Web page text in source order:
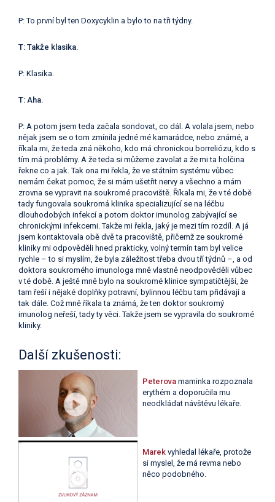
P: To první byl ten Doxycyklin a bylo to na tři týdny.
T: Takže klasika.
P: Klasika.
T: Aha.
P: A potom jsem teda začala sondovat, co dál. A volala jsem, nebo
nějak jsem se o tom zmínila jedné mé kamarádce, nebo známé, a
říkala mi, že teda zná někoho, kdo má chronickou borreliózu, kdo s
tím má problémy. A že teda si můžeme zavolat a že mi ta holčina
řekne co a jak. Tak ona mi řekla, že ve státním systému vůbec
nemám čekat pomoc, že si mám ušetřit nervy a všechno a mám
zrovna se vypravit na soukromé pracoviště. Říkala mi, že v té době
tady fungovala soukromá klinika specializující se na léčbu
dlouhodobých infekcí a potom doktor imunolog zabývající se
chronickými infekcemi. Takže mi řekla, jaký je mezi tím rozdíl. A já
jsem kontaktovala obě dvě ta pracoviště, přičemž ze soukromé
kliniky mi odpověděli hned prakticky, volný termín tam byl velice
rychle – to si myslím, že byla záležitost třeba dvou tří týdnů –, a od
doktora soukromého imunologa mně vlastně neodpověděli vůbec
v té době. A ještě mně bylo na soukromé klinice sympatičtější, že
tam řeší i nějaké doplňky potravní, bylinnou léčbu tam přidávají a
tak dále. Což mně říkala ta známá, že ten doktor soukromý
imunolog neřeší, tady ty věci. Takže jsem se vypravila do soukromé
kliniky.
Další zkušenosti:
Peterova maminka rozpoznala
erythém a doporučila mu
neodkládat návštěvu lékaře.
Marek vyhledal lékaře, protože
si myslel, že má revma nebo
něco podobného.